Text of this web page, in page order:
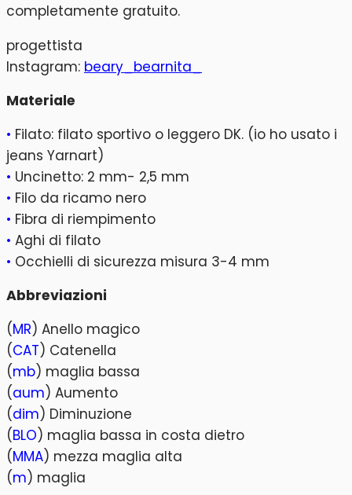
completamente gratuito.
progettista
Instagram: beary_bearnita_
Materiale
• Filato: filato sportivo o leggero DK. (io ho usato i
jeans Yarnart)
• Uncinetto: 2 mm- 2,5 mm
• Filo da ricamo nero
• Fibra di riempimento
• Aghi di filato
• Occhielli di sicurezza misura 3-4 mm
Abbreviazioni
(MR) Anello magico
(CAT) Catenella
(mb) maglia bassa
(aum) Aumento
(dim) Diminuzione
(BLO) maglia bassa in costa dietro
(MMA) mezza maglia alta
(m) maglia